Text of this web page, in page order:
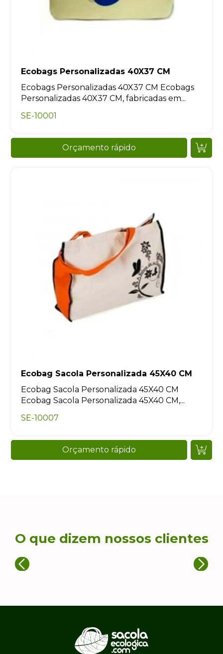
Ecobags Personalizadas 40X37 CM
Ecobags Personalizadas 40X37 CM Ecobags
Personalizadas 40X37 CM, fabricadas em...
SE-10001
Orçamento rápido
Ecobag Sacola Personalizada 45X40 CM
Ecobag Sacola Personalizada 45X40 CM
Ecobag Sacola Personalizada 45X40 CM,...
SE-10007
Orçamento rápido
O que dizem nossos clientes